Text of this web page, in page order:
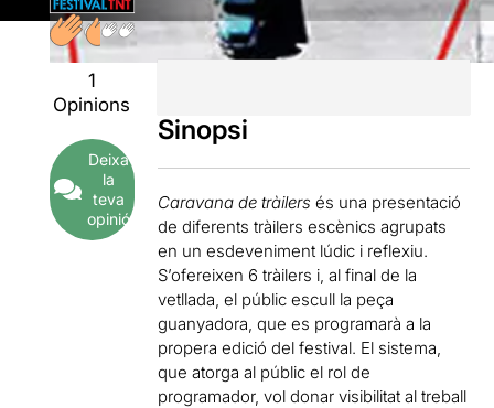
1
Opinions
Deixa
la
teva
opinió
Sinopsi
Caravana de tràilers és una presentació
de diferents tràilers escènics agrupats
en un esdeveniment lúdic i reflexiu.
S’ofereixen 6 tràilers i, al final de la
vetllada, el públic escull la peça
guanyadora, que es programarà a la
propera edició del festival. El sistema,
que atorga al públic el rol de
programador, vol donar visibilitat al treball